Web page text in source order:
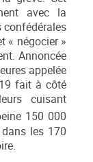
avec la
confédérales
« négocier »
Annoncée
appelée
fait à côté
cuisant
150 000
les 170